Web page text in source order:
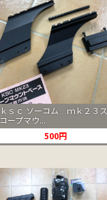
ｋｓｃ ソーコム ｍｋ２３ス
コープマウ...
500円